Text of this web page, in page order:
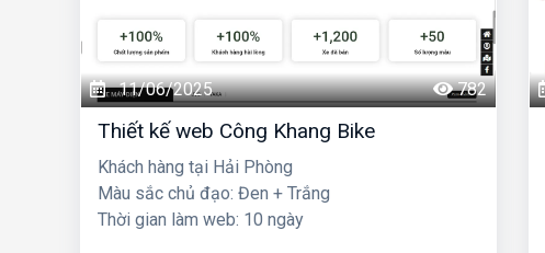
11/06/2025 782
Thiết kế web Công Khang Bike
Khách hàng tại Hải Phòng
Màu sắc chủ đạo: Đen + Trắng
Thời gian làm web: 10 ngày